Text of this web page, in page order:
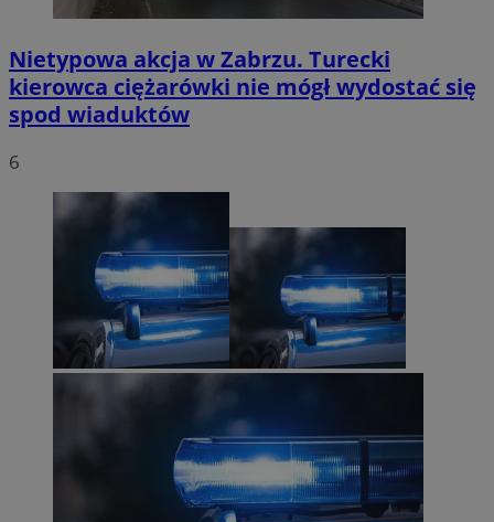
Nietypowa akcja w Zabrzu. Turecki
kierowca ciężarówki nie mógł wydostać się
spod wiaduktów
6